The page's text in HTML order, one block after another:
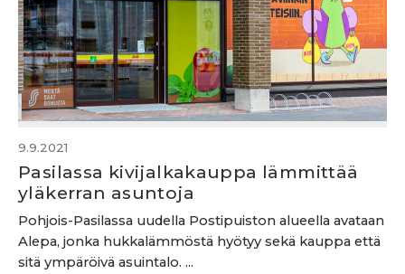
9.9.2021
Pasilassa kivijalkakauppa lämmittää
yläkerran asuntoja
Pohjois-Pasilassa uudella Postipuiston alueella avataan
Alepa, jonka hukkalämmöstä hyötyy sekä kauppa että
sitä ympäröivä asuintalo. ...